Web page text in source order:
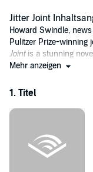
Jitter Joint
Howard Swindle,
Pulitzer Prize-winning
Jointis a stunning
sharp talent for
boulevard. To keep
treatment clinic. Jeb's
murders occur in the
Alcoholics
detail from Jeb's past.
Mehr anzeigen
1. Titel